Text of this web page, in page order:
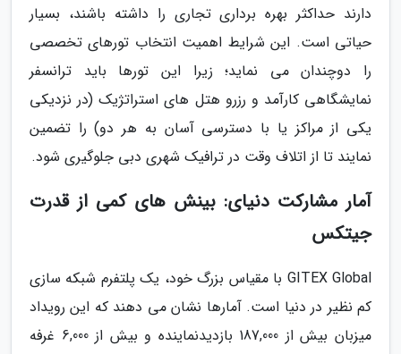
دارند حداکثر بهره برداری تجاری را داشته باشند، بسیار
حیاتی است. این شرایط اهمیت انتخاب تورهای تخصصی
را دوچندان می نماید؛ زیرا این تورها باید ترانسفر
نمایشگاهی کارآمد و رزرو هتل های استراتژیک (در نزدیکی
یکی از مراکز یا با دسترسی آسان به هر دو) را تضمین
نمایند تا از اتلاف وقت در ترافیک شهری دبی جلوگیری شود.
آمار مشارکت دنیای: بینش های کمی از قدرت
جیتکس
GITEX Global با مقیاس بزرگ خود، یک پلتفرم شبکه سازی
کم نظیر در دنیا است. آمارها نشان می دهند که این رویداد
میزبان بیش از 187,000 بازدیدنماینده و بیش از 6,000 غرفه